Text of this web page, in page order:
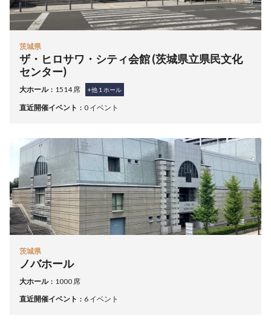
茨城県
ザ・ヒロサワ・シティ会館 (茨城県立県民文化
センター)
大ホール 1514 席 +他 1 ホール
直近開催イベント 0 イベント
茨城県
ノバホール
大ホール
1000 席
直近開催イベント
6 イベント